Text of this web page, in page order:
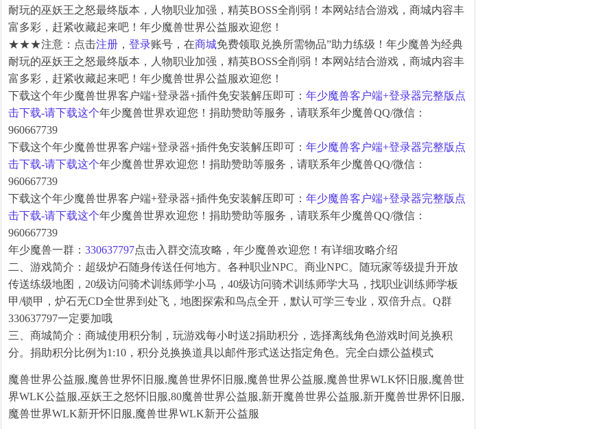
耐玩的巫妖王之怒最终版本，人物职业加强，精英BOSS全削弱！本网站结合游戏，商城内容丰
富多彩，赶紧收藏起来吧！年少魔兽世界公益服欢迎您！
★★★注意：点击注册 ，登录账号，在商城免费领取兑换所需物品”助力练级！年少魔兽为经典
耐玩的巫妖王之怒最终版本，人物职业加强，精英BOSS全削弱！本网站结合游戏，商城内容丰
富多彩，赶紧收藏起来吧！年少魔兽世界公益服欢迎您！
下载这个年少魔兽世界客户端+登录器+插件免安装解压即可：年少魔兽客户端+登录器完整版点
击下载-请下载这个年少魔兽世界欢迎您！捐助赞助等服务，请联系年少魔兽QQ/微信：
960667739
下载这个年少魔兽世界客户端+登录器+插件免安装解压即可：年少魔兽客户端+登录器完整版点
击下载-请下载这个年少魔兽世界欢迎您！捐助赞助等服务，请联系年少魔兽QQ/微信：
960667739
下载这个年少魔兽世界客户端+登录器+插件免安装解压即可：年少魔兽客户端+登录器完整版点
击下载-请下载这个年少魔兽世界欢迎您！捐助赞助等服务，请联系年少魔兽QQ/微信：
960667739
年少魔兽一群：330637797点击入群交流攻略，年少魔兽欢迎您！有详细攻略介绍
二、游戏简介：超级炉石随身传送任何地方。各种职业NPC。商业NPC。随玩家等级提升开放
传送练级地图，20级访问骑术训练师学小马，40级访问骑术训练师学大马，找职业训练师学板
甲/锁甲，炉石无CD全世界到处飞，地图探索和鸟点全开，默认可学三专业，双倍升点。Q群
330637797一定要加哦
三、商城简介：商城使用积分制，玩游戏每小时送2捐助积分，选择离线角色游戏时间兑换积
分。捐助积分比例为1:10，积分兑换换道具以邮件形式送达指定角色。完全白嫖公益模式
魔兽世界公益服,魔兽世界怀旧服,魔兽世界怀旧服,魔兽世界公益服,魔兽世界WLK怀旧服,魔兽世
界WLK公益服,巫妖王之怒怀旧服,80魔兽世界公益服,新开魔兽世界公益服,新开魔兽世界怀旧服,
魔兽世界WLK新开怀旧服,魔兽世界WLK新开公益服